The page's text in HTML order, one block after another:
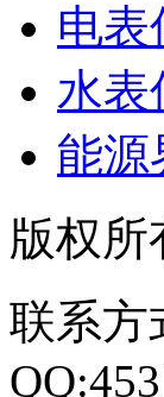
电表
水表
能源
版权
联系方